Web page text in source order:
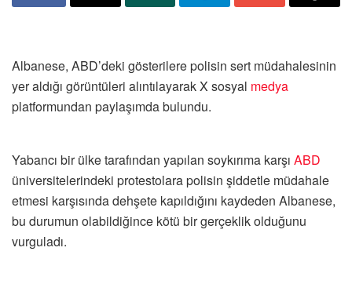
Albanese, ABD’deki gösterilere polisin sert müdahalesinin
yer aldığı görüntüleri alıntılayarak X sosyal medya
platformundan paylaşımda bulundu.
Yabancı bir ülke tarafından yapılan soykırıma karşı ABD
üniversitelerindeki protestolara polisin şiddetle müdahale
etmesi karşısında dehşete kapıldığını kaydeden Albanese,
bu durumun olabildiğince kötü bir gerçeklik olduğunu
vurguladı.